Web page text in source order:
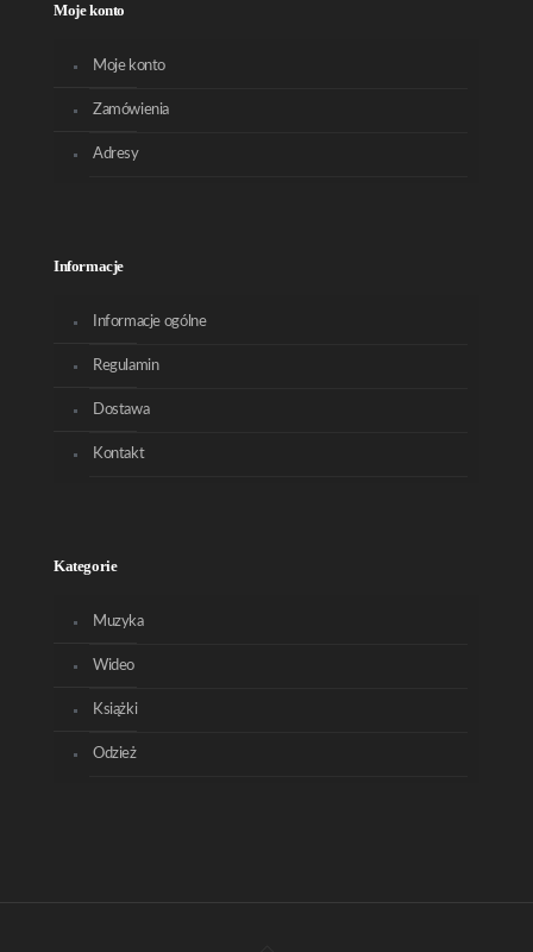
Moje konto
Moje konto
Zamówienia
Adresy
Informacje
Informacje ogólne
Regulamin
Dostawa
Kontakt
Kategorie
Muzyka
Wideo
Książki
Odzież